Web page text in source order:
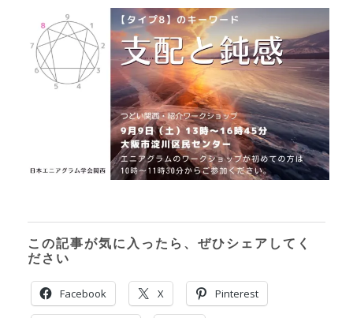
この記事が気に入ったら、ぜひシェアしてく
ださい
Facebook X Pinterest